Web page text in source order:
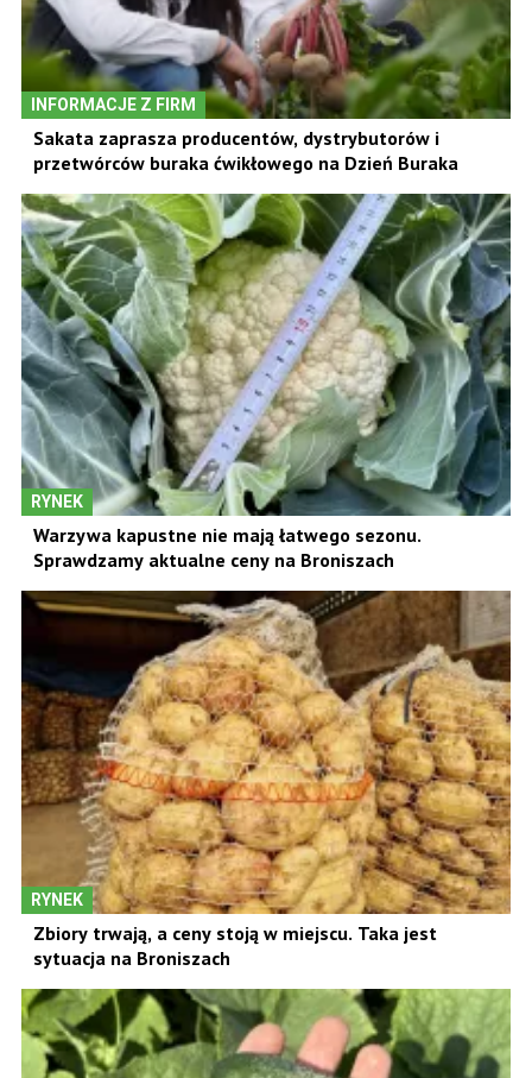
INFORMACJE Z FIRM
Sakata zaprasza producentów, dystrybutorów i
przetwórców buraka ćwikłowego na Dzień Buraka
RYNEK
Warzywa kapustne nie mają łatwego sezonu.
Sprawdzamy aktualne ceny na Broniszach
RYNEK
Zbiory trwają, a ceny stoją w miejscu. Taka jest
sytuacja na Broniszach